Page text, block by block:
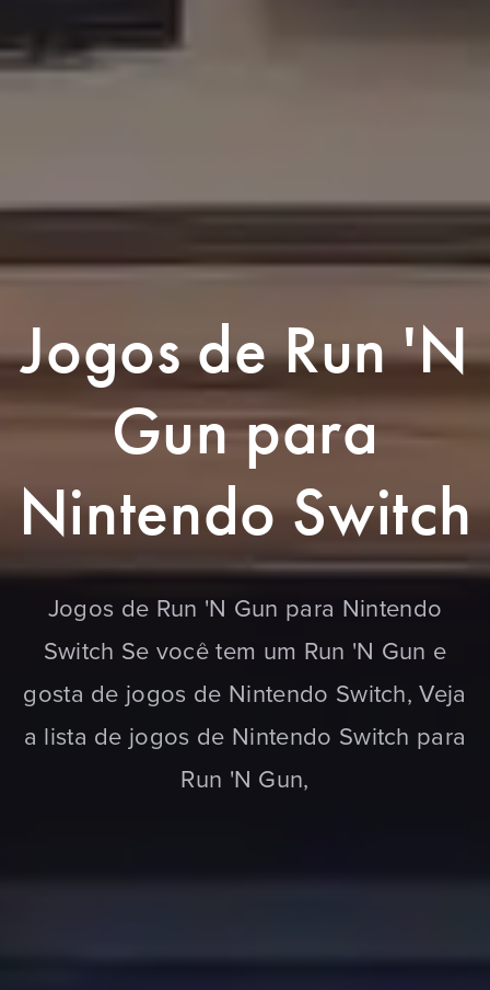
Jogos de Run 'N
Gun para
Nintendo Switch
Jogos de Run 'N Gun para Nintendo
Switch Se você tem um Run 'N Gun e
gosta de jogos de Nintendo Switch, Veja
a lista de jogos de Nintendo Switch para
Run 'N Gun,